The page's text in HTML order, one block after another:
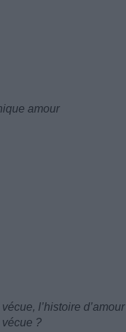
amour
l’histoire
vécue ?